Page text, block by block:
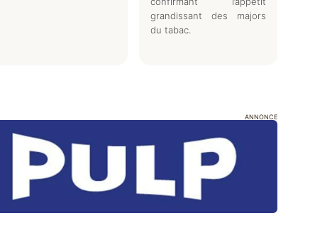
grandissant des majors
du tabac.
ANNONCE